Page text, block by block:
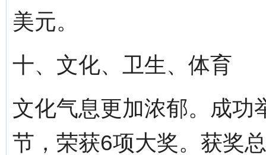
美元。
十、文化、卫生、体育
文化气息更加浓郁。成功
节，荣获6项大奖。获奖